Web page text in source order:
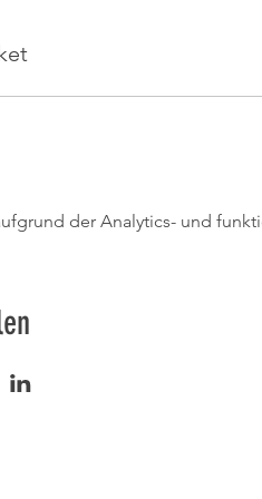
der Analytics- und